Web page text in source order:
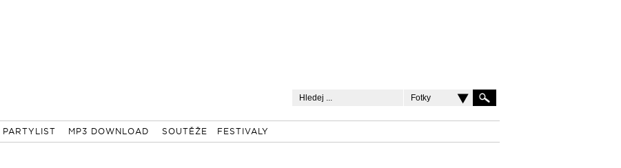
Fotky
PARTYLIST MP3 DOWNLOAD SOUTĚŽE FESTIVALY